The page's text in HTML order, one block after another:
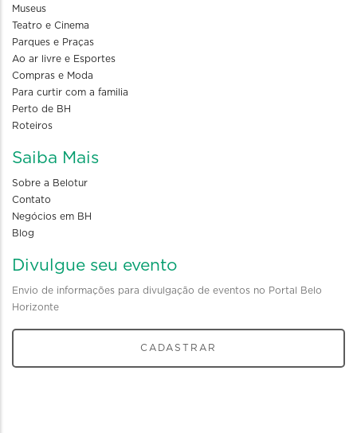
Museus
Teatro e Cinema
Parques e Praças
Ao ar livre e Esportes
Compras e Moda
Para curtir com a familia
Perto de BH
Roteiros
Saiba Mais
Sobre a Belotur
Contato
Negócios em BH
Blog
Divulgue seu evento
Envio de informações para divulgação de eventos no Portal Belo
Horizonte
CADASTRAR